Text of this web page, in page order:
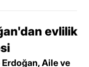
evlilik
Aile ve